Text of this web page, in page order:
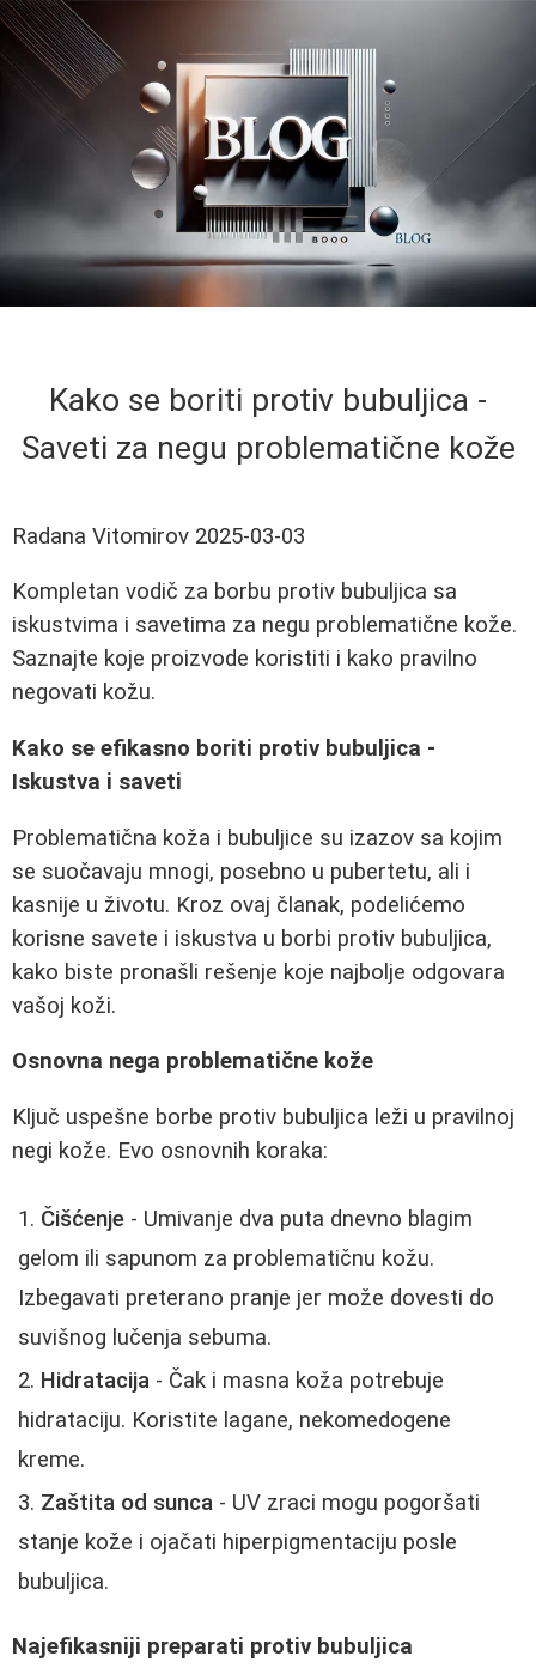
Kako se boriti protiv bubuljica -
Saveti za negu problematične kože
Radana Vitomirov 2025-03-03
Kompletan vodič za borbu protiv bubuljica sa
iskustvima i savetima za negu problematične kože.
Saznajte koje proizvode koristiti i kako pravilno
negovati kožu.
Kako se efikasno boriti protiv bubuljica -
Iskustva i saveti
Problematična koža i bubuljice su izazov sa kojim
se suočavaju mnogi, posebno u pubertetu, ali i
kasnije u životu. Kroz ovaj članak, podelićemo
korisne savete i iskustva u borbi protiv bubuljica,
kako biste pronašli rešenje koje najbolje odgovara
vašoj koži.
Osnovna nega problematične kože
Ključ uspešne borbe protiv bubuljica leži u pravilnoj
negi kože. Evo osnovnih koraka:
Čišćenje - Umivanje dva puta dnevno blagim
gelom ili sapunom za problematičnu kožu.
Izbegavati preterano pranje jer može dovesti do
suvišnog lučenja sebuma.
Hidratacija - Čak i masna koža potrebuje
hidrataciju. Koristite lagane, nekomedogene
kreme.
Zaštita od sunca - UV zraci mogu pogoršati
stanje kože i ojačati hiperpigmentaciju posle
bubuljica.
Najefikasniji preparati protiv bubuljica